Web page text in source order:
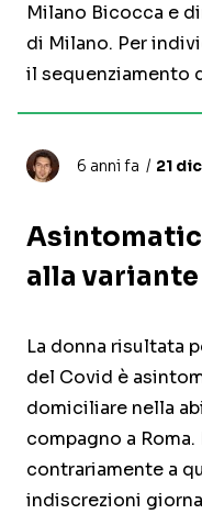
Milano Bicocca e
di Milano. Per
il sequenziamento
6 anni fa 21
alla
La donna risultata
del Covid è
domiciliare nella
compagno a
contrariamente a
indiscrezioni